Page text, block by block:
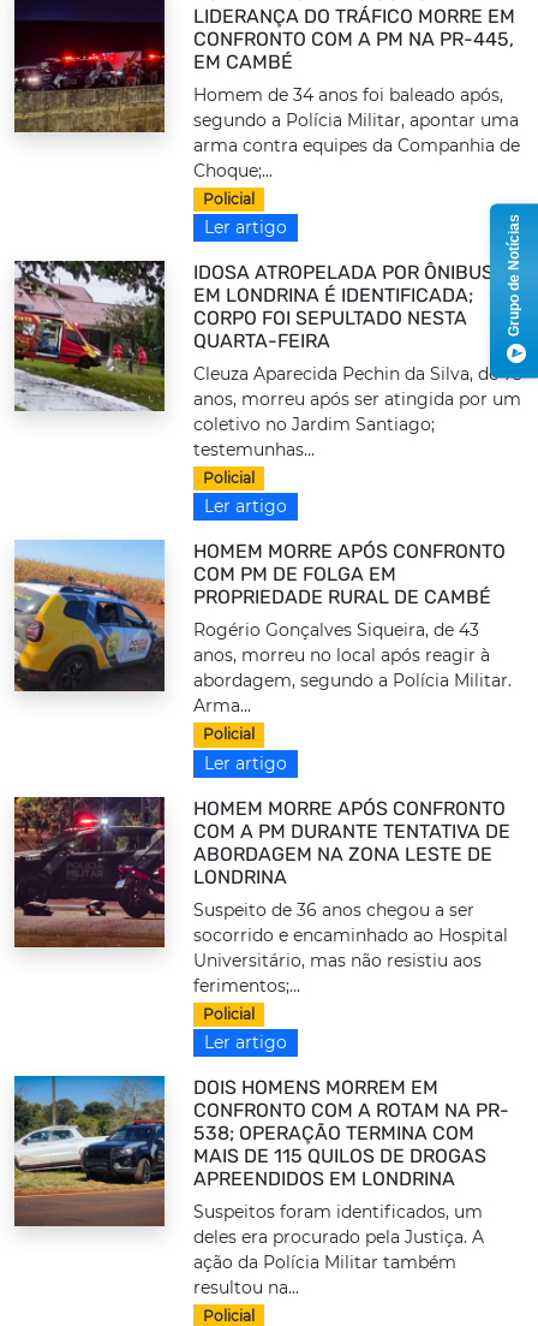
LIDERANÇA DO TRÁFICO MORRE EM
CONFRONTO COM A PM NA PR-445,
EM CAMBÉ
Homem de 34 anos foi baleado após,
segundo a Polícia Militar, apontar uma
arma contra equipes da Companhia de
Choque;...
Policial
Ler artigo
IDOSA ATROPELADA POR ÔNIBUS
EM LONDRINA É IDENTIFICADA;
CORPO FOI SEPULTADO NESTA
QUARTA-FEIRA
Cleuza Aparecida Pechin da Silva, de 73
anos, morreu após ser atingida por um
coletivo no Jardim Santiago;
testemunhas...
Policial
Ler artigo
HOMEM MORRE APÓS CONFRONTO
COM PM DE FOLGA EM
PROPRIEDADE RURAL DE CAMBÉ
Rogério Gonçalves Siqueira, de 43
anos, morreu no local após reagir à
abordagem, segundo a Polícia Militar.
Arma...
Policial
Ler artigo
HOMEM MORRE APÓS CONFRONTO
COM A PM DURANTE TENTATIVA DE
ABORDAGEM NA ZONA LESTE DE
LONDRINA
Suspeito de 36 anos chegou a ser
socorrido e encaminhado ao Hospital
Universitário, mas não resistiu aos
ferimentos;...
Policial
Ler artigo
DOIS HOMENS MORREM EM
CONFRONTO COM A ROTAM NA PR-
538; OPERAÇÃO TERMINA COM
MAIS DE 115 QUILOS DE DROGAS
APREENDIDOS EM LONDRINA
Suspeitos foram identificados, um
deles era procurado pela Justiça. A
ação da Polícia Militar também
resultou na...
Policial
Grupo de Notícias